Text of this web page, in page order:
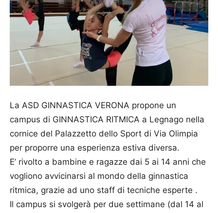
La ASD GINNASTICA VERONA propone un
campus di GINNASTICA RITMICA a Legnago nella
cornice del Palazzetto dello Sport di Via Olimpia
per proporre una esperienza estiva diversa.
E’ rivolto a bambine e ragazze dai 5 ai 14 anni che
vogliono avvicinarsi al mondo della ginnastica
ritmica, grazie ad uno staff di tecniche esperte .
Il campus si svolgerà per due settimane (dal 14 al